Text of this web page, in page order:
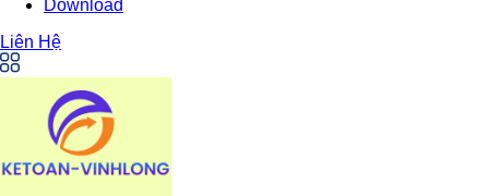
Download
Liên Hệ